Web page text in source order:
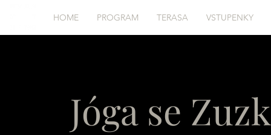
HOME PROGRAM TERASA VSTUPENKY
Jóga se